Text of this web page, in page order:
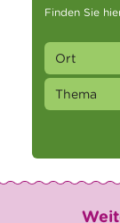
Finden Sie